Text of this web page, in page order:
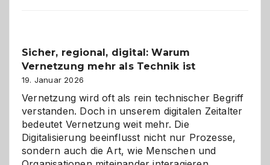
ein
dreifaches
Alaaf!
Sicher, regional, digital: Warum
Vernetzung mehr als Technik ist
19. Januar 2026
Vernetzung wird oft als rein technischer Begriff
verstanden. Doch in unserem digitalen Zeitalter
bedeutet Vernetzung weit mehr. Die
Digitalisierung beeinflusst nicht nur Prozesse,
sondern auch die Art, wie Menschen und